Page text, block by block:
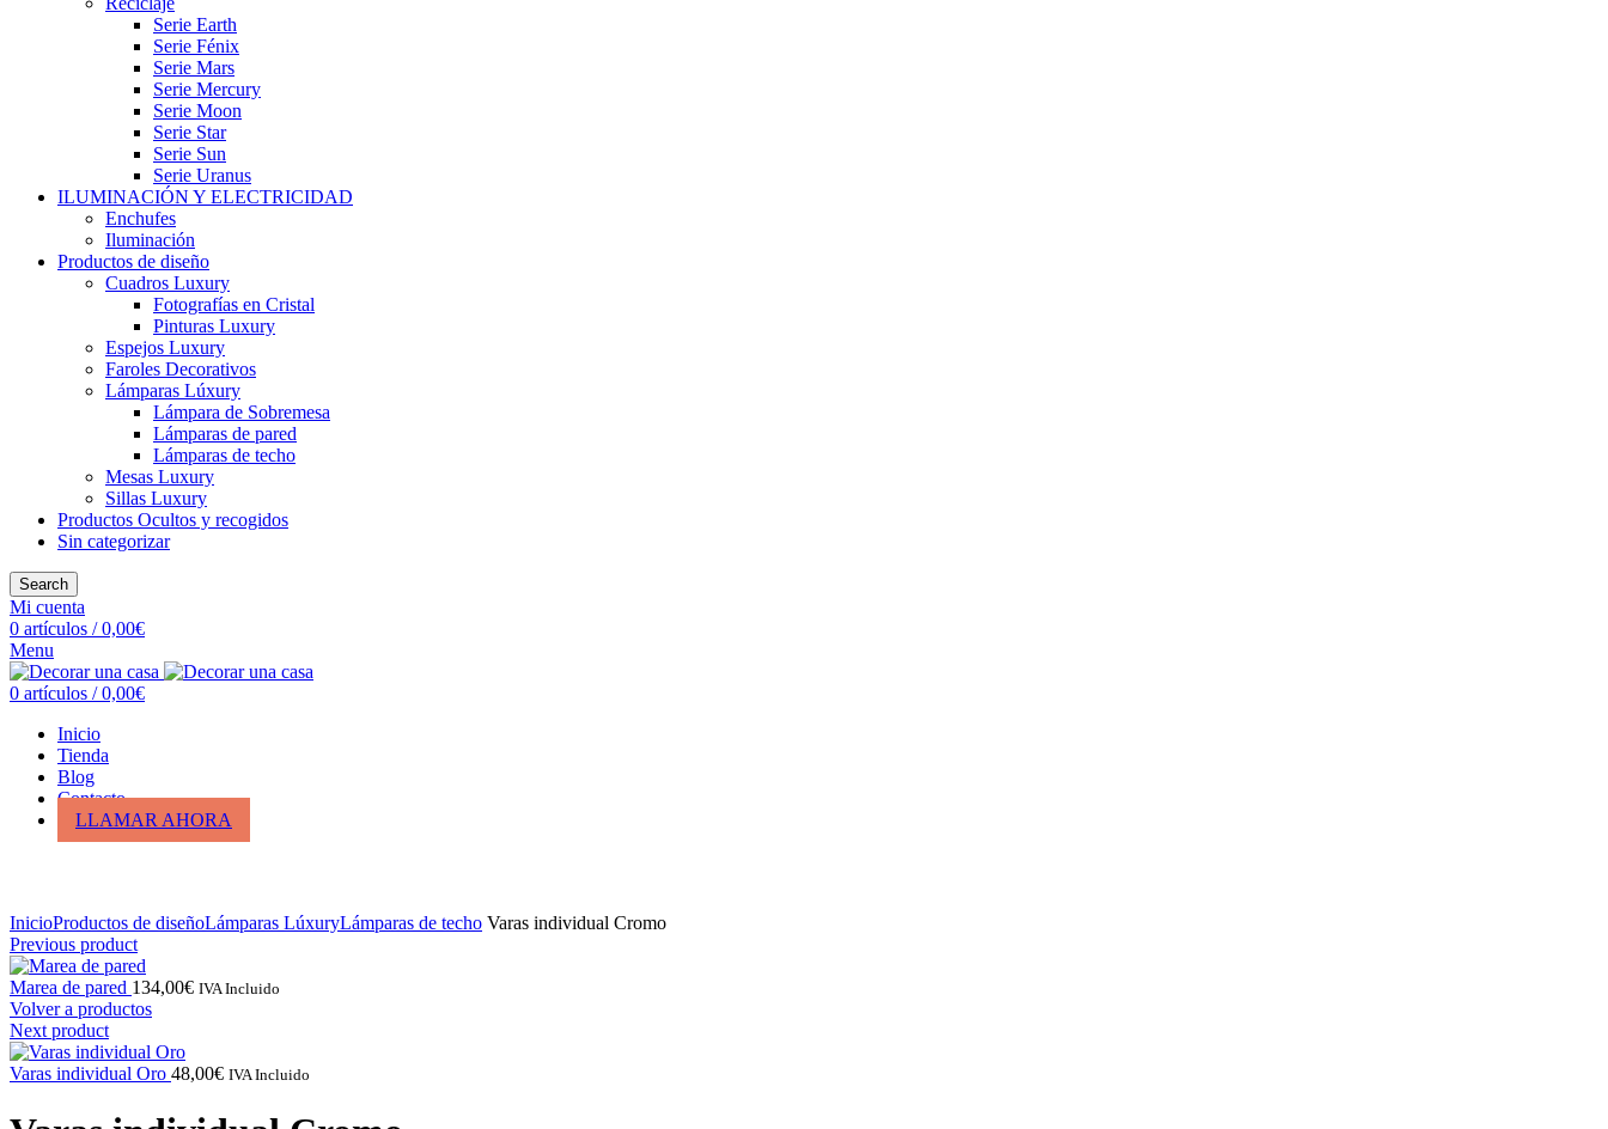
Serie Earth
Serie Fénix
Serie Mars
Serie Mercury
Serie Moon
Serie Star
Serie Sun
Serie Uranus
ILUMINACIÓN Y ELECTRICIDAD
Enchufes
Iluminación
Productos de diseño
Cuadros Luxury
Fotografías en Cristal
Pinturas Luxury
Espejos Luxury
Faroles Decorativos
Lámparas Lúxury
Lámpara de Sobremesa
Lámparas de pared
Lámparas de techo
Mesas Luxury
Sillas Luxury
Productos Ocultos y recogidos
Sin categorizar
Search
Mi cuenta
0 artículos / 0,00€
Menu
0 artículos / 0,00€
Inicio
Tienda
Blog
Contacto
LLAMAR AHORA
InicioProductos de diseñoLámparas LúxuryLámparas de techo Varas individual Cromo
Previous product
Marea de pared 134,00€ IVA Incluido
Volver a productos
Next product
Varas individual Oro 48,00€ IVA Incluido